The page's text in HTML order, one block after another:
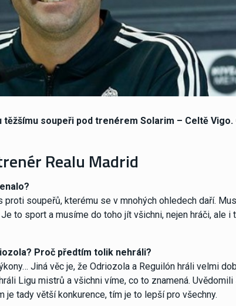
soupeři pod trenérem Solarim – Celtě Vigo.
Realu Madrid
soupeřů, kterému se v mnohých ohledech daří.
to sport a musíme do toho jít všichni, nejen hráči, ale
Proč předtím tolik nehráli?
Jiná věc je, že Odriozola a Reguilón hráli velmi
Ligu mistrů a všichni víme, co to znamená.
tady větší konkurence, tím je to lepší pro všechny.